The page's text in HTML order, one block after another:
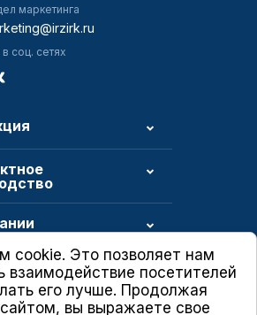
маркетинга
соц. сетях
в области качества
cookie. Это позволяет нам
взаимодействие посетителей
его лучше. Продолжая
вы выражаете свое